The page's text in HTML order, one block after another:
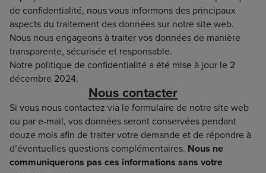
de confidentialité, nous vous informons des principaux
aspects du traitement des données sur notre site web.
Nous nous engageons à traiter vos données de manière
transparente, sécurisée et responsable.
Notre politique de confidentialité a été mise à jour le 2
décembre 2024.
Nous contacter
Si vous nous contactez via le formulaire de notre site web
ou par e-mail, vos données seront conservées pendant
douze mois afin de traiter votre demande et de répondre à
d’éventuelles questions complémentaires. Nous ne
communiquerons pas ces informations sans votre